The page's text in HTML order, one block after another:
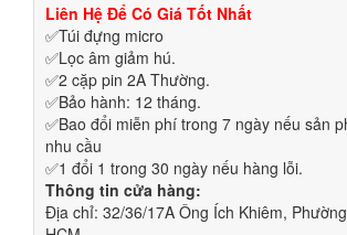
Liên Hệ Để Có Giá Tốt Nhất
✅Túi đựng micro
✅Lọc âm giảm hú.
✅2 cặp pin 2A Thường.
✅Bảo hành: 12 tháng.
✅Bao đổi miễn phí trong 7 ngày nếu sản
nhu cầu
✅1 đổi 1 trong 30 ngày nếu hàng lỗi.
Thông tin cửa hàng:
Địa chỉ: 32/36/17A Ông Ích Khiêm,